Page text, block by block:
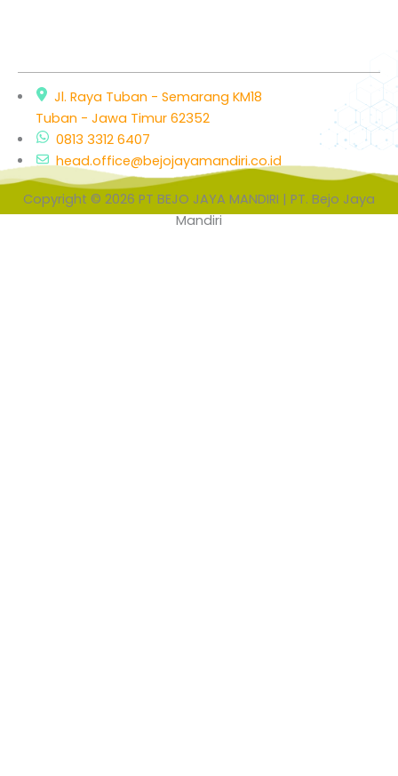
Jl. Raya Tuban - Semarang KM18
Tuban - Jawa Timur 62352
0813 3312 6407
head.office@bejojayamandiri.co.id
Copyright © 2026 PT BEJO JAYA MANDIRI | PT. Bejo Jaya
Mandiri